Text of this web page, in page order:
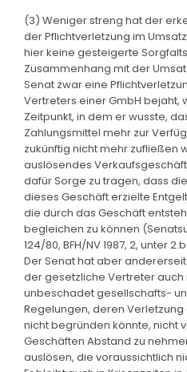
(3) Weniger streng hat der
der Pflichtverletzung im
hier keine gesteigerte
Zusammenhang mit der
Senat zwar eine
Vertreters einer GmbH bejaht,
Zeitpunkt, in dem er wusste,
Zahlungsmittel mehr zur
zukünftig nicht mehr zufließen
auslösendes
dafür Sorge zu tragen, dass
dieses Geschäft erzielte
die durch das Geschäft
begleichen zu können
124/80, BFH/NV 1987, 2, unter
Der Senat hat aber
der gesetzliche Vertreter auch
unbeschadet gesellschafts-
Regelungen, deren
nicht begründen könnte, nicht
Geschäften Abstand zu
auslösen, die voraussichtlich